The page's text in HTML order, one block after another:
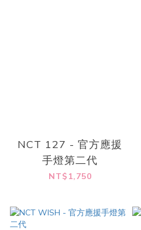
NCT 127 - 官方應援
手燈第二代
NT$1,750